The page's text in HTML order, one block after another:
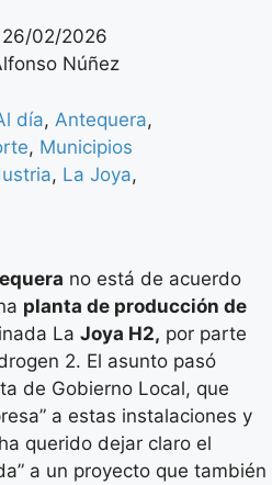
26/02/2026
Núñez
día, Antequera,
, Municipios
, La Joya,
no está de acuerdo
planta de producción de
La Joya H2, por parte
2. El asunto pasó
de Gobierno Local, que
a estas instalaciones y
querido dejar claro el
a un proyecto que también